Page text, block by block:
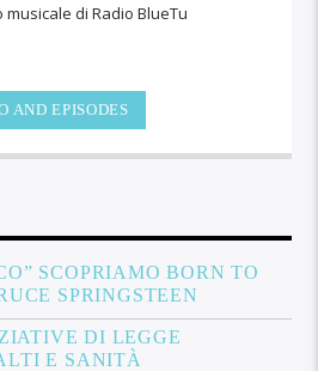
musicale di Radio BlueTu
AND EPISODES
SCOPRIAMO BORN TO
SPRINGSTEEN
DI LEGGE
E SANITÀ